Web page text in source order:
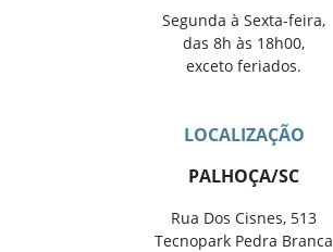
Segunda à Sexta-feira,
das 8h às 18h00,
exceto feriados.
LOCALIZAÇÃO
PALHOÇA/SC
Rua Dos Cisnes, 513
Tecnopark Pedra Branca